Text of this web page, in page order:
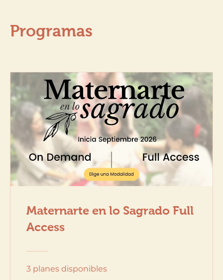
Programas
Maternarte en lo Sagrado Full
Access
3 planes disponibles